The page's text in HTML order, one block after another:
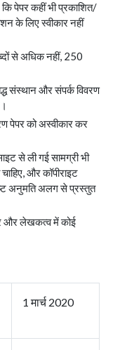
पेपर कहीं भी प्रकाशित/
के लिए स्वीकार नहीं
से अधिक नहीं, 250
संस्थान और संपर्क विवरण
पेपर को अस्वीकार कर
से ली गई सामग्री भी
और कॉपीराइट
अनुमति अलग से प्रस्तुत
और लेखकत्व में कोई
1 मार्च 2020